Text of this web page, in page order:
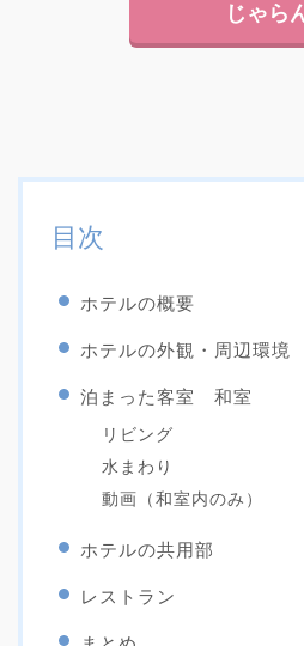
じゃら
目次
ホテルの概要
ホテルの外観・周辺環境
泊まった客室 和室
リビング
水まわり
動画（和室内のみ）
ホテルの共用部
レストラン